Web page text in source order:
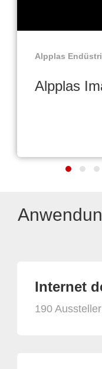
Alpplas
Alpplas
Internet
190 Aussteller